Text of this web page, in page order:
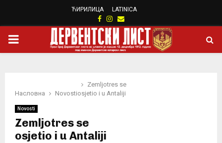
ЋИРИЛИЦА LATINICA
Facebook
Instagram
Email
PRIMARY
Насловна Novosti
Zemljotres se
osjetio i u Antaliji
Novosti
Zemljotres se
osjetio i u Antaliji